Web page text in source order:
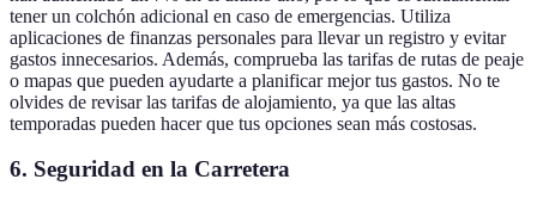
tener un colchón adicional en caso de emergencias. Utiliza
aplicaciones de finanzas personales para llevar un registro y evitar
gastos innecesarios. Además, comprueba las tarifas de rutas de peaje
o mapas que pueden ayudarte a planificar mejor tus gastos. No te
olvides de revisar las tarifas de alojamiento, ya que las altas
temporadas pueden hacer que tus opciones sean más costosas.
6. Seguridad en la Carretera